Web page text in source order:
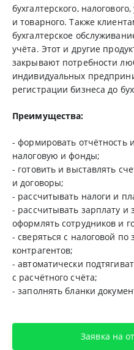
бухгалтерского,
и товарного. Также
бухгалтерское
учёта. Этот и другие
закрывают потребности
индивидуальных
регистрации бизнеса до
Преимущества:
- формировать отчётность
налоговую и фонды;
- готовить и выставлять
и договоры;
- рассчитывать налоги и
- рассчитывать зарплату и
оформлять сотрудников и
- сверяться с налоговой
контрагентов;
- автоматически
с расчётного счёта;
- заполнять бланки
Заявка на